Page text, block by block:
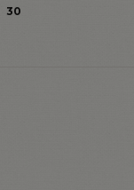
30